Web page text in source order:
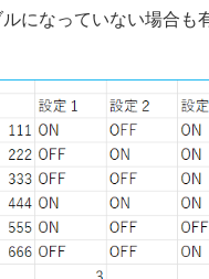
ルになっていない場合も